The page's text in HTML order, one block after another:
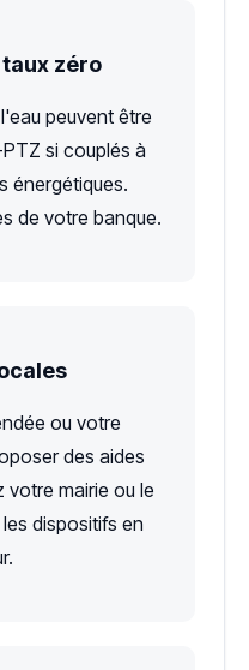
zéro
peuvent être
si couplés à
énergétiques.
de votre banque.
ou votre
des aides
mairie ou le
dispositifs en